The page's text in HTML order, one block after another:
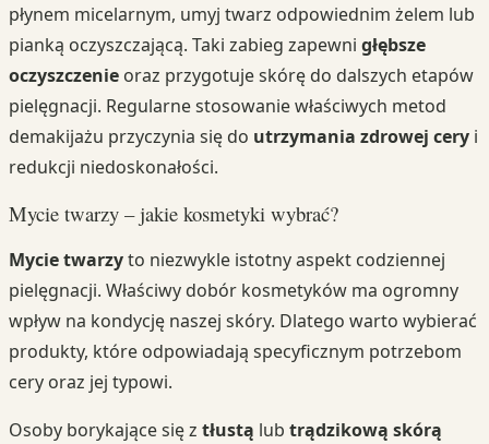
płynem micelarnym, umyj twarz odpowiednim żelem lub
pianką oczyszczającą. Taki zabieg zapewni głębsze
oczyszczenie oraz przygotuje skórę do dalszych etapów
pielęgnacji. Regularne stosowanie właściwych metod
demakijażu przyczynia się do utrzymania zdrowej cery i
redukcji niedoskonałości.
Mycie twarzy – jakie kosmetyki wybrać?
Mycie twarzyto niezwykle istotny aspekt codziennej
pielęgnacji. Właściwy dobór kosmetyków ma ogromny
wpływ na kondycję naszej skóry. Dlatego warto wybierać
produkty, które odpowiadają specyficznym potrzebom
cery oraz jej typowi.
Osoby borykające się z tłustą lub trądzikową skórą